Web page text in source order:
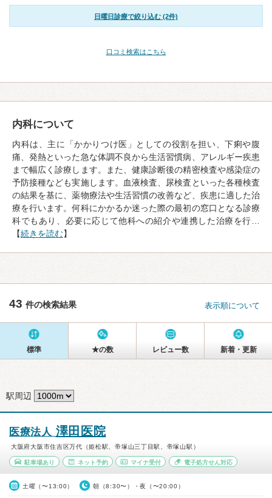
日曜日診療で絞り込む (2件)
口コミ検索はこちら
内科について
内科は、主に「かかりつけ医」としての役割を担い、下痢や腹
痛、発熱といった急な体調不良から生活習慣病、アレルギー疾患
まで幅広く診療します。また、健康診断後の精密検査や感染症の
予防接種なども実施します。血液検査、尿検査といった各種検査
の結果を基に、薬物療法や生活習慣の改善など、疾患に適した治
療を行います。何科にかかるか迷った際の最初の窓口となる診療
科でもあり、必要に応じて他科への紹介や連携した治療を行…
【続きを読む】
43 件の検索結果 表示順について
標準 ★の数 レビュー数 新着・更新
駅周辺
医療法人 澤田医院
大阪府大阪市住吉区万代（姫松駅、帝塚山三丁目駅、帝塚山駅）
駐車場あり ネット予約 マイナ受付 電子処方せん対応
土曜（〜13:00） 朝（8:30〜）・夜（〜20:00）